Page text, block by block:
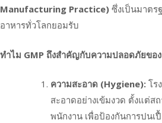
Manufacturing Practice) ซึ่งเป็นมาตร
อาหารทั่วโลกยอมรับ
ทำไม GMP ถึงสำคัญกับความปลอดภัยขอ
ความสะอาด (Hygiene): โร
สะอาดอย่างเข้มงวด ตั้งแต่ส
พนักงาน เพื่อป้องกันการปนเ